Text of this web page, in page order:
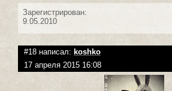
Зарегистрирован:
9.05.2010
#18 написал: koshko
17 апреля 2015 16:08